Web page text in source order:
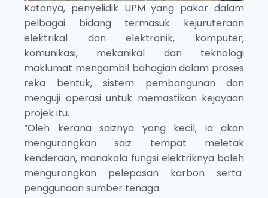
Katanya, penyelidik UPM yang pakar dalam
pelbagai bidang termasuk kejuruteraan
elektrikal dan elektronik, komputer,
komunikasi, mekanikal dan teknologi
maklumat mengambil bahagian dalam proses
reka bentuk, sistem pembangunan dan
menguji operasi untuk memastikan kejayaan
projek itu.
“Oleh kerana saiznya yang kecil, ia akan
mengurangkan saiz tempat meletak
kenderaan, manakala fungsi elektriknya boleh
mengurangkan pelepasan karbon serta
penggunaan sumber tenaga.